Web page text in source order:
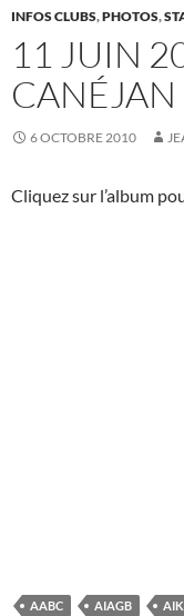
INFOS CLUBS,PHOTOS,
11 JUIN
CANÉJAN
6 OCTOBRE 2010
Cliquez sur l’album
AABC AIAGB